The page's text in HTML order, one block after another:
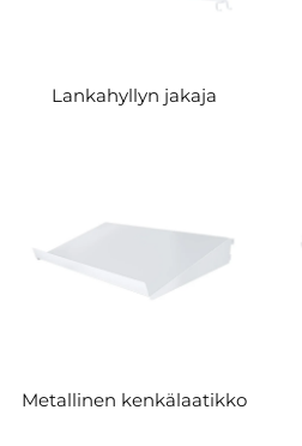
Lankahyllyn jakaja
Metallinen kenkälaatikko